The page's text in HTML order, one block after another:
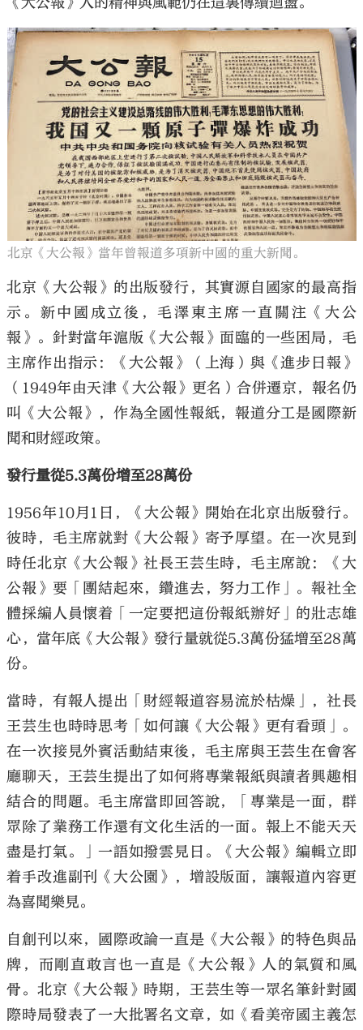
北京《大公報》當年曾報道多項新中國的重大新聞。
北京《大公報》的出版發行，其實源自國家的最高指
示。新中國成立後，毛澤東主席一直關注《大公
報》。針對當年滬版《大公報》面臨的一些困局，毛
主席作出指示：《大公報》（上海）與《進步日報》
（1949年由天津《大公報》更名）合併遷京，報名仍
叫《大公報》，作為全國性報紙，報道分工是國際新
聞和財經政策。
發行量從5.3萬份增至28萬份
1956年10月1日，《大公報》開始在北京出版發行。
彼時，毛主席就對《大公報》寄予厚望。在一次見到
時任北京《大公報》社長王芸生時，毛主席說：《大
公報》要「團結起來，鑽進去，努力工作」。報社全
體採編人員懷着「一定要把這份報紙辦好」的壯志雄
心，當年底《大公報》發行量就從5.3萬份猛增至28萬
份。
當時，有報人提出「財經報道容易流於枯燥」，社長
王芸生也時時思考「如何讓《大公報》更有看頭」。
在一次接見外賓活動結束後，毛主席與王芸生在會客
廳聊天，王芸生提出了如何將專業報紙與讀者興趣相
結合的問題。毛主席當即回答說，「專業是一面，群
眾除了業務工作還有文化生活的一面。報上不能天天
盡是打氣。」一語如撥雲見日。《大公報》編輯立即
着手改進副刊《大公園》，增設版面，讓報道內容更
為喜聞樂見。
自創刊以來，國際政論一直是《大公報》的特色與品
牌，而剛直敢言也一直是《大公報》人的氣質和風
骨。北京《大公報》時期，王芸生等一眾名筆針對國
際時局發表了一大批署名文章，如《看美帝國主義怎